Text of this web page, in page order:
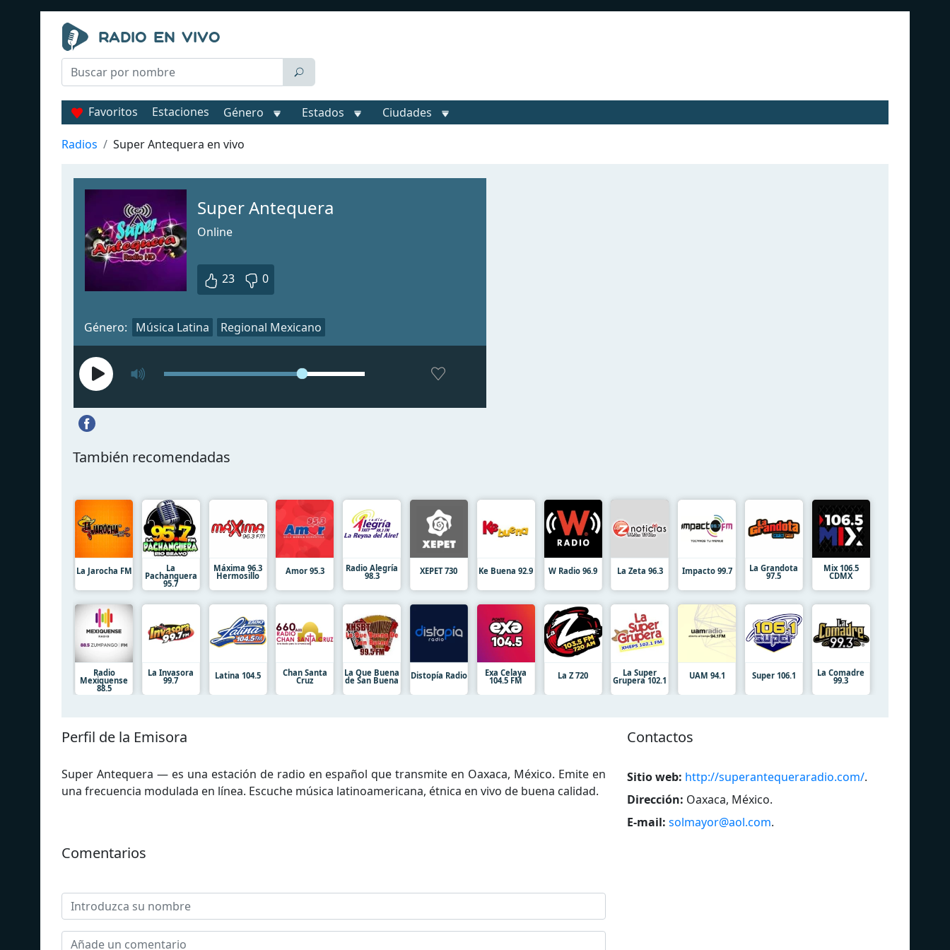
Favoritos Estaciones Género Estados Ciudades
Radios Super Antequera en vivo
Super Antequera
Online
23 0
Género: Música Latina Regional Mexicano
También recomendadas
La Jarocha FM La
Pachanguera
95.7
Máxima 96.3
Hermosillo Amor 95.3 Radio Alegría
98.3 XEPET 730 Ke Buena 92.9 W Radio 96.9 La Zeta 96.3 Impacto 99.7 La Grandota
97.5
Mix 106.5
CDMX
Radio
Mexiquense
88.5
La Invasora
99.7 Latina 104.5 Chan Santa
Cruz
La Que Buena
de San Buena Distopía Radio Exa Celaya
104.5 FM La Z 720 La Super
Grupera 102.1 UAM 94.1 Super 106.1 La Comadre
99.3
Perfil de la Emisora
Super Antequera — es una estación de radio en español que transmite en Oaxaca, México. Emite en
una frecuencia modulada en línea. Escuche música latinoamericana, étnica en vivo de buena calidad.
Contactos
Sitio web: http://superantequeraradio.com/.
Dirección: Oaxaca, México.
E-mail: solmayor@aol.com.
Comentarios